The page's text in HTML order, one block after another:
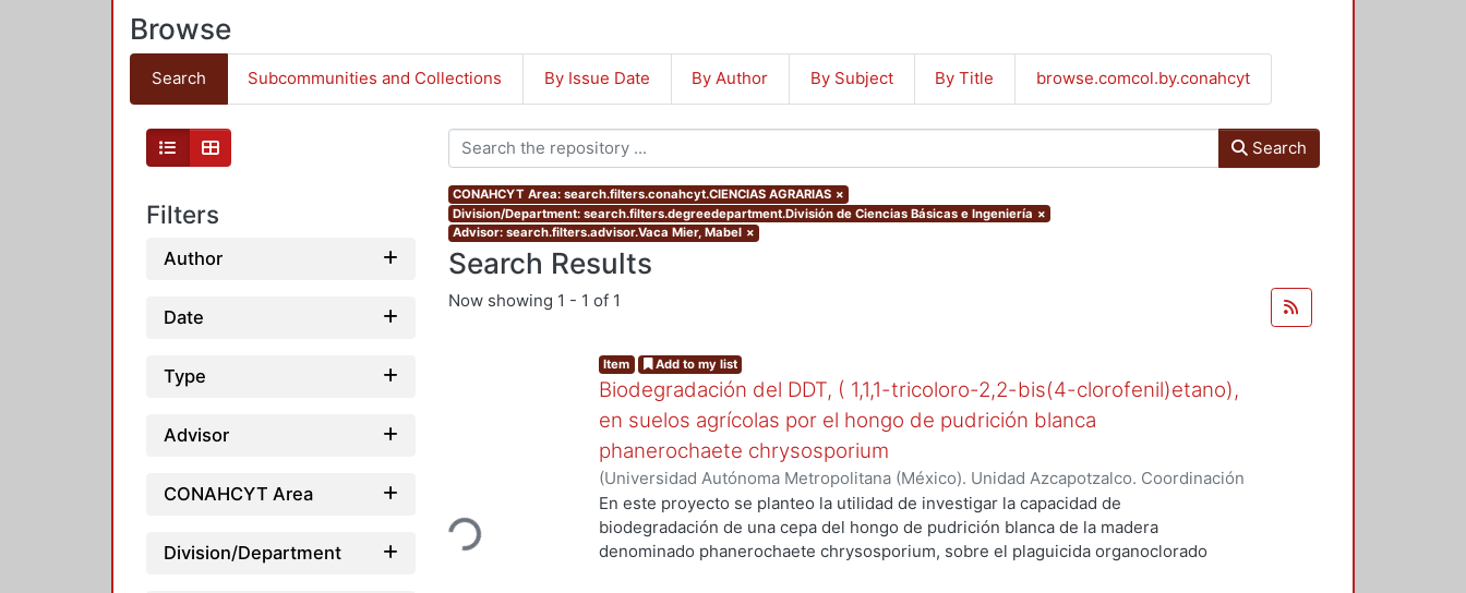
Browse
Search Subcommunities and Collections By Issue Date By Author By Subject By Title browse.comcol.by.conahcyt
Filters
Author
Date
Type
Advisor
CONAHCYT Area
Division/Department
Search
CONAHCYT Area: search.filters.conahcyt.CIENCIAS AGRARIAS ×
Division/Department: search.filters.degreedepartment.División de Ciencias Básicas e Ingeniería ×
Advisor: search.filters.advisor.Vaca Mier, Mabel ×
Search Results
Now showing 1 - 1 of 1
Loading...
Item Add to my list
Biodegradación del DDT, ( 1,1,1-tricoloro-2,2-bis(4-clorofenil)etano),
en suelos agrícolas por el hongo de pudrición blanca
phanerochaete chrysosporium
(Universidad Autónoma Metropolitana (México). Unidad Azcapotzalco. Coordinación
de Servicios de Información. ,2003-06 )Cruz Colín, María del Rocío
En este proyecto se planteo la utilidad de investigar la capacidad de
biodegradación de una cepa del hongo de pudrición blanca de la madera
denominado phanerochaete chrysosporium, sobre el plaguicida organoclorado